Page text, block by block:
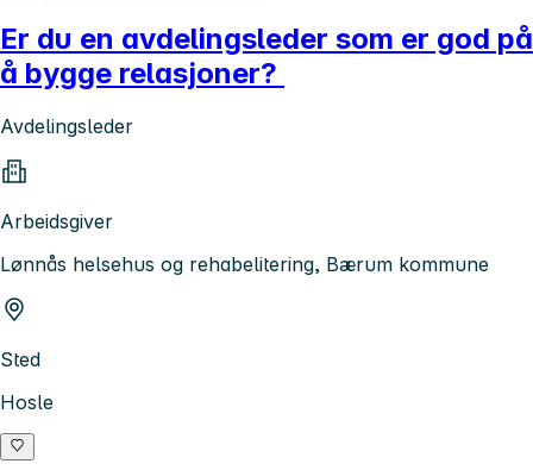
Er du en avdelingsleder som er god på
å bygge relasjoner?
Avdelingsleder
Arbeidsgiver
Lønnås helsehus og rehabelitering, Bærum kommune
Sted
Hosle